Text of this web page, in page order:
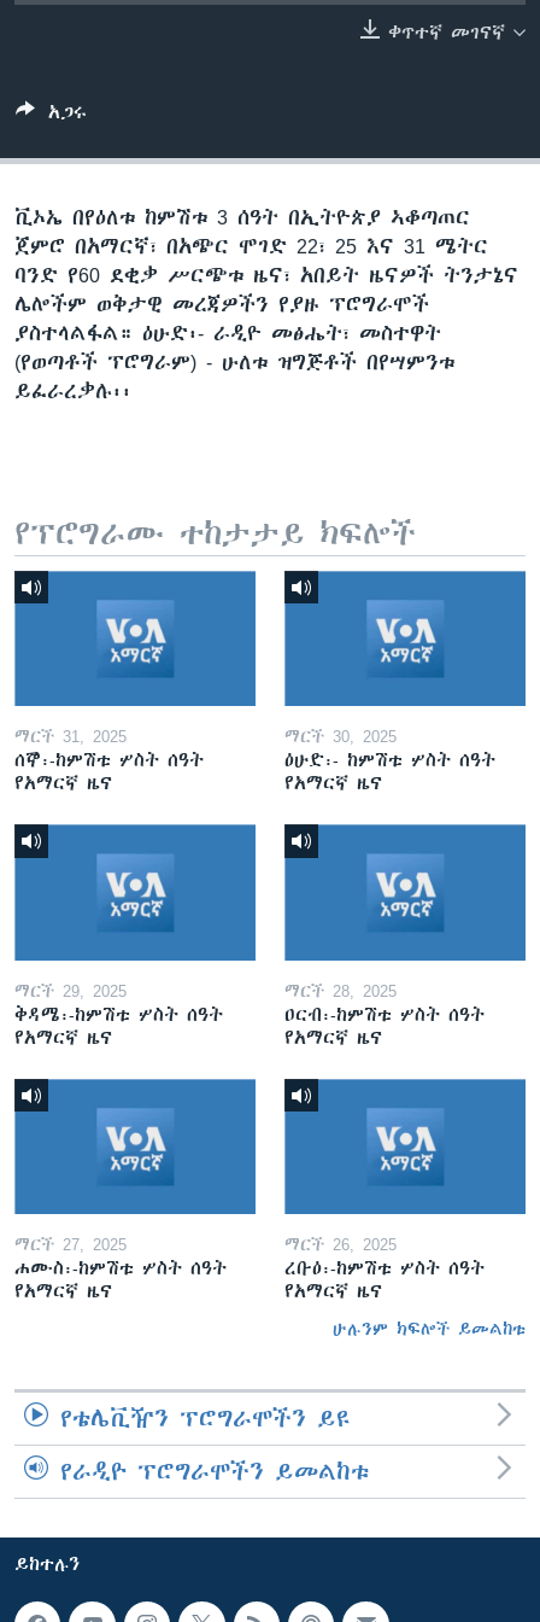
ቀጥተኛ መገናኛ
አጋሩ
ቪኦኤ በየዕለቱ ከምሽቱ 3 ሰዓት በኢትዮጵያ ኣቆጣጠር
ጀምሮ በአማርኛ፣ በአጭር ሞገድ 22፣ 25 እና 31 ሜትር
ባንድ የ60 ደቂቃ ሥርጭቱ ዜና፣ አበይት ዜናዎች ትንታኔና
ሌሎችም ወቅታዊ መረጃዎችን የያዙ ፕሮግራሞች
ያስተላልፋል። ዕሁድ፡- ራዲዮ መፅሔት፣ መስተዋት
(የወጣቶች ፕሮግራም) - ሁለቱ ዝግጅቶች በየሣምንቱ
ይፈራረቃሉ፡፡
የፕሮግራሙ ተከታታይ ክፍሎች
ማርች 31, 2025
ሰኞ፡-ከምሽቱ ሦስት ሰዓት
የአማርኛ ዜና
ማርች 30, 2025
ዕሁድ፡- ከምሽቱ ሦስት ሰዓት
የአማርኛ ዜና
ማርች 29, 2025
ቅዳሜ፡-ከምሽቱ ሦስት ሰዓት
የአማርኛ ዜና
ማርች 28, 2025
ዐርብ፡-ከምሽቱ ሦስት ሰዓት
የአማርኛ ዜና
ማርች 27, 2025
ሐሙስ፡-ከምሽቱ ሦስት ሰዓት
የአማርኛ ዜና
ማርች 26, 2025
ረቡዕ፡-ከምሽቱ ሦስት ሰዓት
የአማርኛ ዜና
ሁሉንም ክፍሎች ይመልከቱ
የቴሌቪዥን ፕሮግራሞችን ይዩ
የራዲዮ ፕሮግራሞችን ይመልከቱ
ይከተሉን